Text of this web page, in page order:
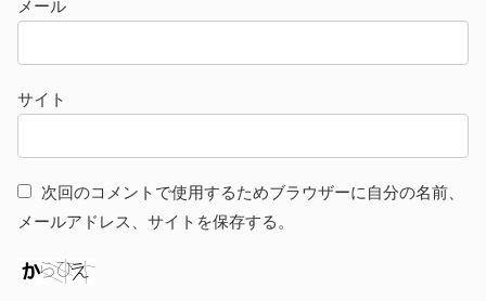
メール
サイト
次回のコメントで使用するためブラウザーに自分の名前、
メールアドレス、サイトを保存する。